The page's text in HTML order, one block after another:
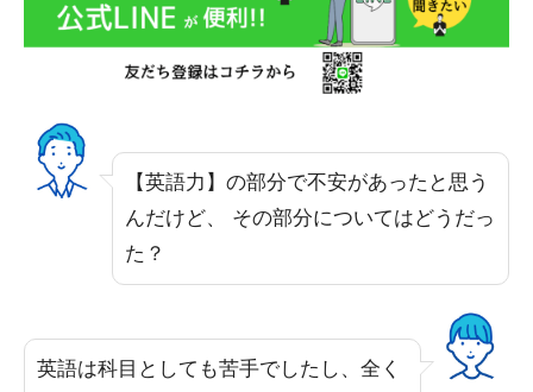
【英語力】の部分で不安があったと思う
んだけど、 その部分についてはどうだっ
た？
英語は科目としても苦手でしたし、全く